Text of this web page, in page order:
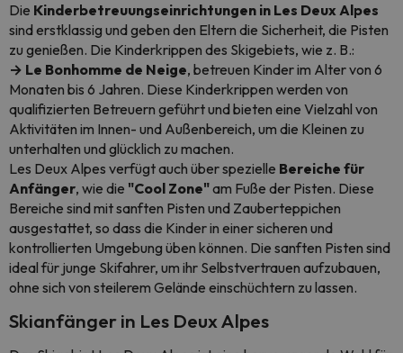
Die Kinderbetreuungseinrichtungen in Les Deux Alpes
sind erstklassig und geben den Eltern die Sicherheit, die Pisten
zu genießen. Die Kinderkrippen des Skigebiets, wie z. B.:
→ Le Bonhomme de Neige, betreuen Kinder im Alter von 6
Monaten bis 6 Jahren. Diese Kinderkrippen werden von
qualifizierten Betreuern geführt und bieten eine Vielzahl von
Aktivitäten im Innen- und Außenbereich, um die Kleinen zu
unterhalten und glücklich zu machen.
Les Deux Alpes verfügt auch über spezielle Bereiche für
Anfänger, wie die "Cool Zone"am Fuße der Pisten. Diese
Bereiche sind mit sanften Pisten und Zauberteppichen
ausgestattet, so dass die Kinder in einer sicheren und
kontrollierten Umgebung üben können. Die sanften Pisten sind
ideal für junge Skifahrer, um ihr Selbstvertrauen aufzubauen,
ohne sich von steilerem Gelände einschüchtern zu lassen.
Skianfänger in Les Deux Alpes